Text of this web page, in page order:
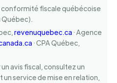
conformité fiscale québécoise
Québec).
revenuquebec.ca · Agence
· CPA Québec,
avis fiscal, consultez un
service de mise en relation,